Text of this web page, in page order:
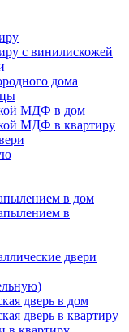
с винилискожей
дома
МДФ в дом
МДФ в квартиру
в дом
в
двери
дверь в дом
дверь в квартиру